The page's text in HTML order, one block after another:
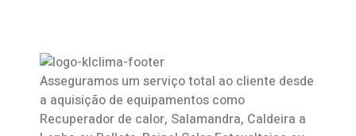
Asseguramos um serviço total ao cliente desde
a aquisição de equipamentos como
Recuperador de calor, Salamandra, Caldeira a